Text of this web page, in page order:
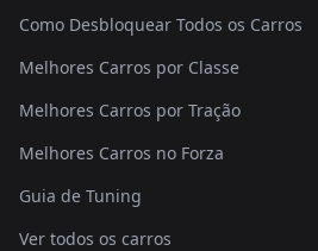
Como Desbloquear Todos os Carros
Melhores Carros por Classe
Melhores Carros por Tração
Melhores Carros no Forza
Guia de Tuning
Ver todos os carros